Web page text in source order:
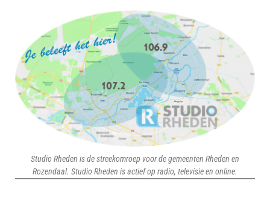
Studio Rheden is de streekomroep voor de gemeenten Rheden en
Rozendaal. Studio Rheden is actief op radio, televisie en online.